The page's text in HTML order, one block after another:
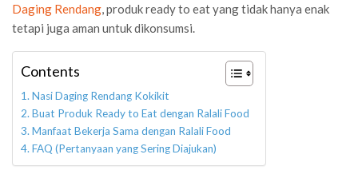
Daging Rendang, produk ready to eat yang tidak hanya enak
tetapi juga aman untuk dikonsumsi.
Contents
Nasi Daging Rendang Kokikit
Buat Produk Ready to Eat dengan Ralali Food
Manfaat Bekerja Sama dengan Ralali Food
FAQ (Pertanyaan yang Sering Diajukan)